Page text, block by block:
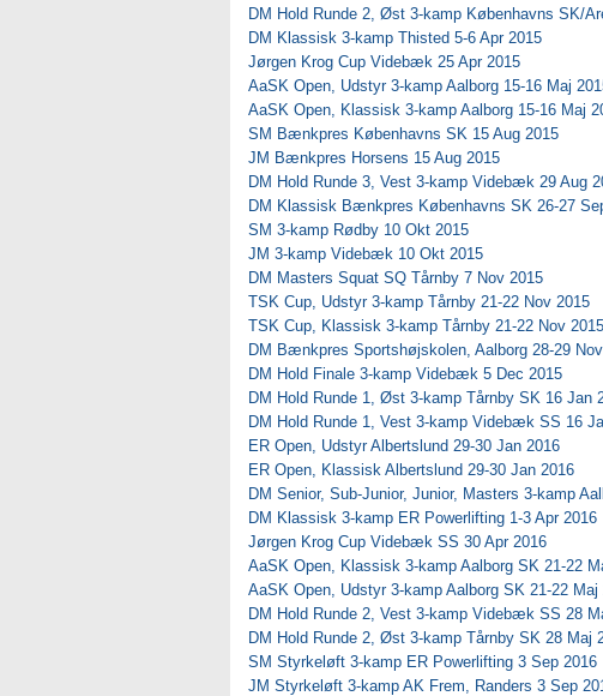
DM Hold Runde 2, Øst 3-kamp Københavns SK/
DM Klassisk 3-kamp Thisted 5-6 Apr 2015
Jørgen Krog Cup Videbæk 25 Apr 2015
AaSK Open, Udstyr 3-kamp Aalborg 15-16 Maj
AaSK Open, Klassisk 3-kamp Aalborg 15-16 Maj
SM Bænkpres Københavns SK 15 Aug 2015
JM Bænkpres Horsens 15 Aug 2015
DM Hold Runde 3, Vest 3-kamp Videbæk 29 Aug
DM Klassisk Bænkpres Københavns SK 26-27
SM 3-kamp Rødby 10 Okt 2015
JM 3-kamp Videbæk 10 Okt 2015
DM Masters Squat SQ Tårnby 7 Nov 2015
TSK Cup, Udstyr 3-kamp Tårnby 21-22 Nov 2015
TSK Cup, Klassisk 3-kamp Tårnby 21-22 Nov 2015
DM Bænkpres Sportshøjskolen, Aalborg 28-29
DM Hold Finale 3-kamp Videbæk 5 Dec 2015
DM Hold Runde 1, Øst 3-kamp Tårnby SK 16 Jan
DM Hold Runde 1, Vest 3-kamp Videbæk SS 16
ER Open, Udstyr Albertslund 29-30 Jan 2016
ER Open, Klassisk Albertslund 29-30 Jan 2016
DM Senior, Sub-Junior, Junior, Masters 3-kamp
DM Klassisk 3-kamp ER Powerlifting 1-3 Apr 2016
Jørgen Krog Cup Videbæk SS 30 Apr 2016
AaSK Open, Klassisk 3-kamp Aalborg SK 21-22
AaSK Open, Udstyr 3-kamp Aalborg SK 21-22 Maj
DM Hold Runde 2, Vest 3-kamp Videbæk SS 28
DM Hold Runde 2, Øst 3-kamp Tårnby SK 28 Maj
SM Styrkeløft 3-kamp ER Powerlifting 3 Sep 2016
JM Styrkeløft 3-kamp AK Frem, Randers 3 Sep